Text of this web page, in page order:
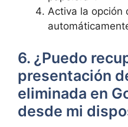
Activa la opción
6. ¿Puedo
presentación
eliminada en
desde‍ mi